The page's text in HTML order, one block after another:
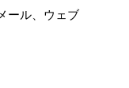
ール、ウェブ